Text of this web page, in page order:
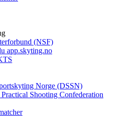
(NSF)
app.skyting.no
Norge (DSSN)
Shooting Confederation